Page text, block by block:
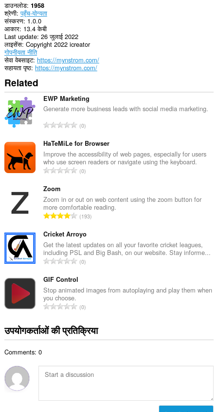
डाउनलोड 1958
श्रेणी पहुँच-योग्यता
संस्करण 1.0.0
आकार 13.4 केबी
Last update 26 जुलाई 2022
लाइसेंस Copyright 2022 icreator
गोपनीयता नीति
सेवा वेबसाइट https://mynstrom.com/
सहायता पृष्ठ https://mynstrom.com/
Related
EWP Marketing
Generate more business leads with social media marketing.
रे
ग
की
कु
ल
:
0
HaTeMiLe for Browser
Improve the accessibility of web pages, especially for users
who use screen readers or navigate using the keyboard.
रे
की
कु
ल
ख्या
:
0
Zoom
Zoom in or out on web content using the zoom button for
more comfortable reading.
रे
ग
की
कु
ल
ख्या
:
193
Cricket Arroyo
Get the latest updates on all your favorite cricket leagues,
including PSL and Big Bash, on our website. Stay informe...
रे
ग
की
ल
ख्या
:
0
GIF Control
Stop animated images from autoplaying and play them when
you choose.
रे
ग
की
सं
ख्या
0
उपयोगकर्ताओं की प्रतिक्रिया
Comments: 0